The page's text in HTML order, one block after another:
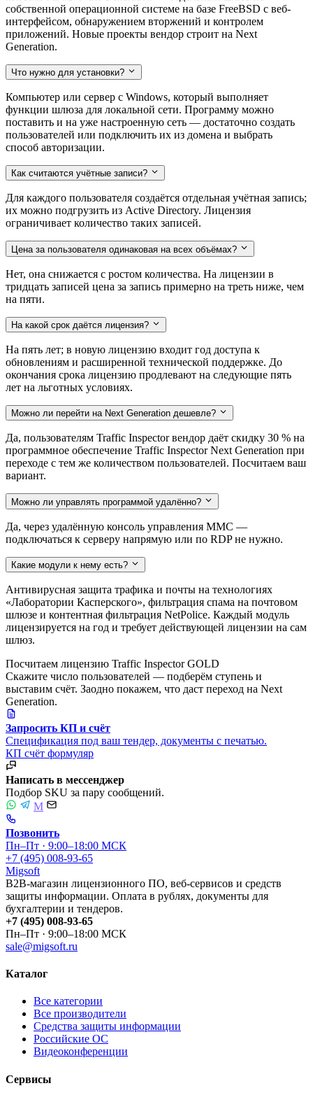
собственной операционной системе на базе FreeBSD с веб-
интерфейсом, обнаружением вторжений и контролем
приложений. Новые проекты вендор строит на Next
Generation.
Что нужно для установки?
Компьютер или сервер с Windows, который выполняет
функции шлюза для локальной сети. Программу можно
поставить и на уже настроенную сеть — достаточно создать
пользователей или подключить их из домена и выбрать
способ авторизации.
Как считаются учётные записи?
Для каждого пользователя создаётся отдельная учётная запись;
их можно подгрузить из Active Directory. Лицензия
ограничивает количество таких записей.
Цена за пользователя одинаковая на всех объёмах?
Нет, она снижается с ростом количества. На лицензии в
тридцать записей цена за запись примерно на треть ниже, чем
на пяти.
На какой срок даётся лицензия?
На пять лет; в новую лицензию входит год доступа к
обновлениям и расширенной технической поддержке. До
окончания срока лицензию продлевают на следующие пять
лет на льготных условиях.
Можно ли перейти на Next Generation дешевле?
Да, пользователям Traffic Inspector вендор даёт скидку 30 % на
программное обеспечение Traffic Inspector Next Generation при
переходе с тем же количеством пользователей. Посчитаем ваш
вариант.
Можно ли управлять программой удалённо?
Да, через удалённую консоль управления MMC —
подключаться к серверу напрямую или по RDP не нужно.
Какие модули к нему есть?
Антивирусная защита трафика и почты на технологиях
«Лаборатории Касперского», фильтрация спама на почтовом
шлюзе и контентная фильтрация NetPolice. Каждый модуль
лицензируется на год и требует действующей лицензии на сам
шлюз.
Посчитаем лицензию Traffic Inspector GOLD
Скажите число пользователей — подберём ступень и
выставим счёт. Заодно покажем, что даст переход на Next
Generation.
Запросить КП и счёт
Спецификация под ваш тендер, документы с печатью.
КП счёт формуляр
Написать в мессенджер
Подбор SKU за пару сообщений.
M
Позвонить
Пн–Пт · 9:00–18:00 МСК
+7 (495) 008-93-65
Migsoft
B2B-магазин лицензионного ПО, веб-сервисов и средств
защиты информации. Оплата в рублях, документы для
бухгалтерии и тендеров.
+7 (495) 008-93-65
Пн–Пт · 9:00–18:00 МСК
sale@migsoft.ru
Каталог
Все категории
Все производители
Средства защиты информации
Российские ОС
Видеоконференции
Сервисы